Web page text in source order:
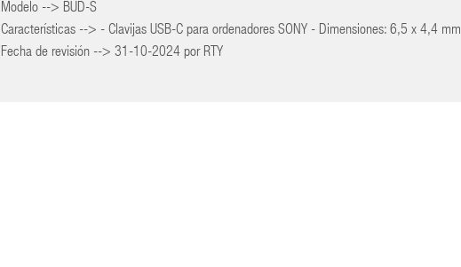
Modelo --> BUD-S
Características --> - Clavijas USB-C para ordenadores SONY - Dimensiones: 6,5 x 4,4 mm
Fecha de revisión --> 31-10-2024 por RTY